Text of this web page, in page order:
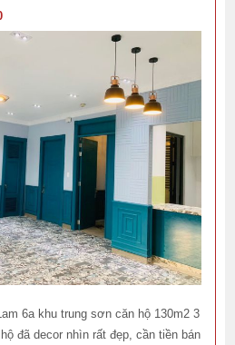
6a khu trung sơn căn hộ 130m2 3
đã decor nhìn rất đẹp, cần tiền bán